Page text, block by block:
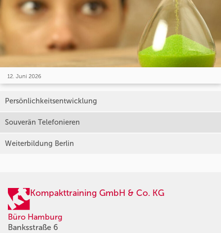
12. Juni 2026
Persönlichkeitsentwicklung
Souverän Telefonieren
Weiterbildung Berlin
Kompakttraining GmbH & Co. KG
Büro Hamburg
Banksstraße 6